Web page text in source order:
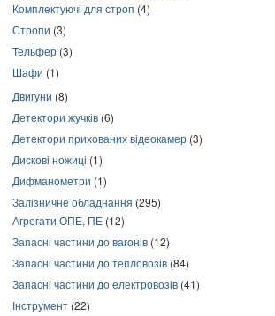
Комплектуючі для строп (4)
Стропи (3)
Тельфер (3)
Шафи (1)
Двигуни (8)
Детектори жучків (6)
Детектори прихованих відеокамер (3)
Дискові ножиці (1)
Дифманометри (1)
Залізничне обладнання (295)
Агрегати ОПЕ, ПЕ (12)
Запасні частини до вагонів (12)
Запасні частини до тепловозів (84)
Запасні частини до електровозів (41)
Інструмент (22)